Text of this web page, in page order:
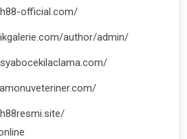
official.com/
author/admin/